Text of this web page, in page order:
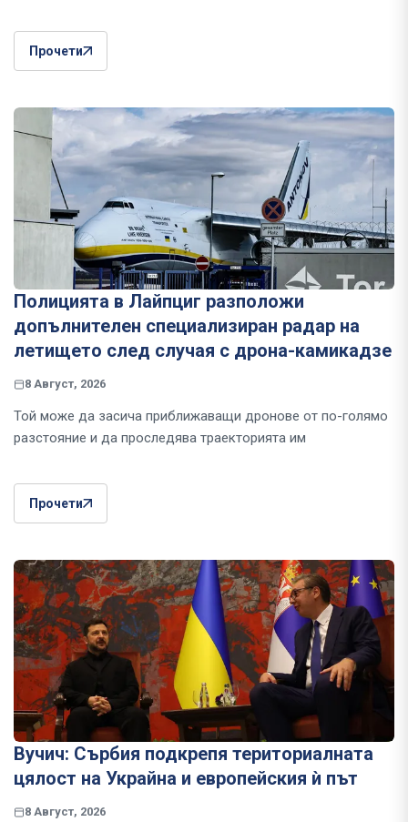
Прочети
Полицията в Лайпциг разположи
допълнителен специализиран радар на
летището след случая с дрона-камикадзе
8 Август, 2026
Той може да засича приближаващи дронове от по-голямо
разстояние и да проследява траекторията им
Прочети
Вучич: Сърбия подкрепя териториалната
цялост на Украйна и европейския ѝ път
8 Август, 2026